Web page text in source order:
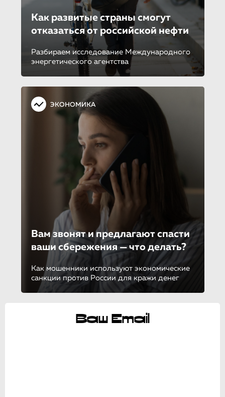
Как развитые страны смогут
отказаться от российской нефти
Разбираем исследование Международного
энергетического агентства
ЭКОНОМИКА
Вам звонят и предлагают спасти
ваши сбережения — что делать?
Как мошенники используют экономические
санкции против России для кражи денег
Ваш Email